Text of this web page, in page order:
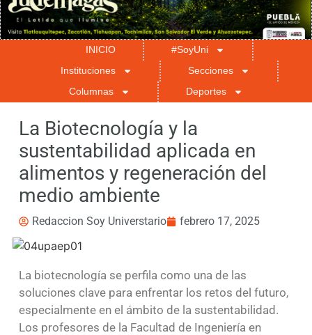
INICIO
#SoyUni
Instituciones
Secciones
Columnas
Deportes
La Biotecnología y la
sustentabilidad aplicada en
alimentos y regeneración del
medio ambiente
Redaccion Soy Universtario febrero 17, 2025
La biotecnología se perfila como una de las
soluciones clave para enfrentar los retos del futuro,
especialmente en el ámbito de la sustentabilidad.
Los profesores de la Facultad de Ingeniería en